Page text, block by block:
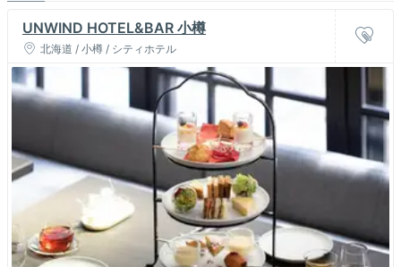
UNWIND HOTEL&BAR 小樽
北海道 / 小樽 / シティホテル